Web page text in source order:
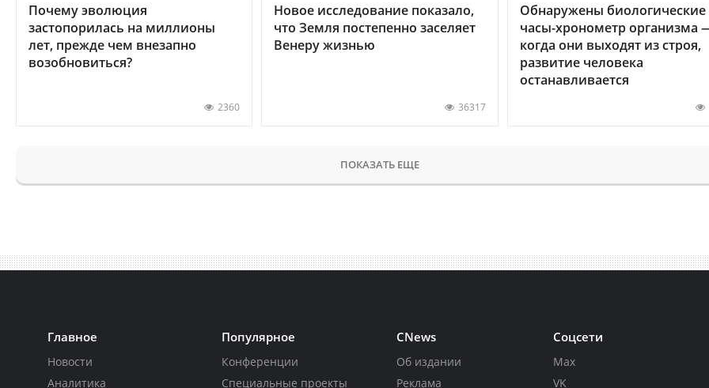
Почему эволюция
застопорилась на миллионы
лет, прежде чем внезапно
возобновиться?
2360
Новое исследование показало,
что Земля постепенно заселяет
Венеру жизнью
36317
Обнаружены биологические
часы-хронометр организма
когда они выходят из строя,
развитие человека
останавливается
ПОКАЗАТЬ ЕЩЕ
Главное
Новости
Аналитика
Популярное
Конференции
Специальные проекты
CNews
Об издании
Реклама
Соцсети
Max
VK